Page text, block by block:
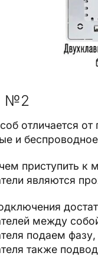
№2
отличается
и
приступить к
являются
между
подаем
также